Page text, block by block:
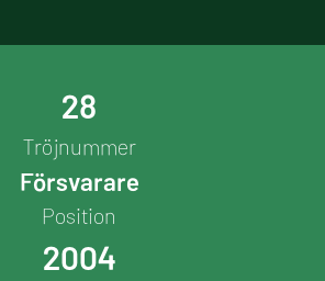
28
Tröjnummer
Försvarare
Position
2004